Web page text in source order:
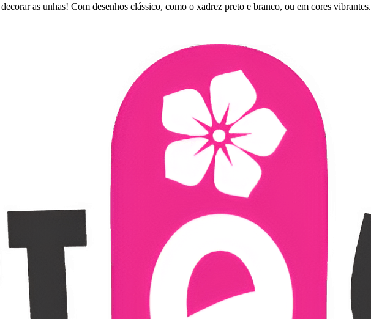
as unhas! Com desenhos clássico, como o xadrez preto e branco, ou em cores vibrantes.